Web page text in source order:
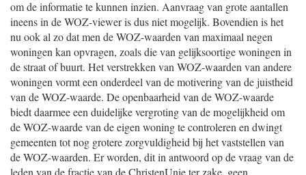
om de informatie te kunnen inzien. Aanvraag van grote aantallen
ineens in de WOZ-viewer is dus niet mogelijk. Bovendien is het
nu ook al zo dat men de WOZ-waarden van maximaal negen
woningen kan opvragen, zoals die van gelijksoortige woningen in
de straat of buurt. Het verstrekken van WOZ-waarden van andere
woningen vormt een onderdeel van de motivering van de juistheid
van de WOZ-waarde. De openbaarheid van de WOZ-waarde
biedt daarmee een duidelijke vergroting van de mogelijkheid om
de WOZ-waarde van de eigen woning te controleren en dwingt
gemeenten tot nog grotere zorgvuldigheid bij het vaststellen van
de WOZ-waarden. Er worden, dit in antwoord op de vraag van de
leden van de fractie van de ChristenUnie ter zake, geen